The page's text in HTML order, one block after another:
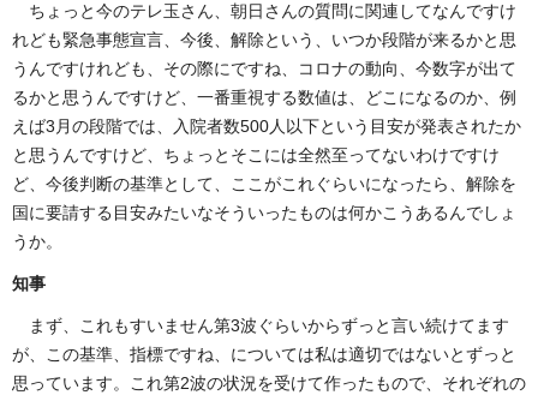
ちょっと今のテレ玉さん、朝日さんの質問に関連してなんですけ
れども緊急事態宣言、今後、解除という、いつか段階が来るかと思
うんですけれども、その際にですね、コロナの動向、今数字が出て
るかと思うんですけど、一番重視する数値は、どこになるのか、例
えば3月の段階では、入院者数500人以下という目安が発表されたか
と思うんですけど、ちょっとそこには全然至ってないわけですけ
ど、今後判断の基準として、ここがこれぐらいになったら、解除を
国に要請する目安みたいなそういったものは何かこうあるんでしょ
うか。
知事
まず、これもすいません第3波ぐらいからずっと言い続けてます
が、この基準、指標ですね、については私は適切ではないとずっと
思っています。これ第2波の状況を受けて作ったもので、それぞれの